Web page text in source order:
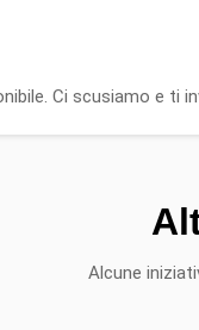
Ci scusiamo e ti
Alcune